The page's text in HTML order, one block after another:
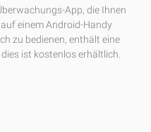
App, die Ihnen
einem Android-Handy
zu bedienen, enthält eine
ist kostenlos erhältlich.